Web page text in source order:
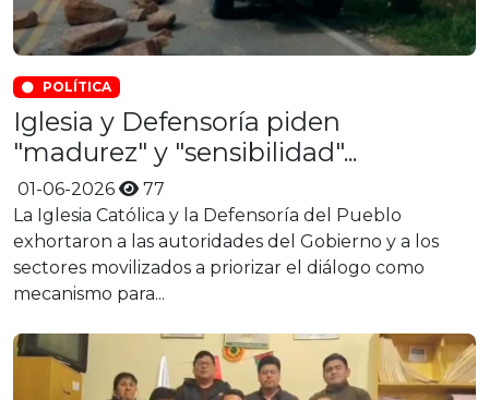
POLÍTICA
Iglesia y Defensoría piden
"madurez" y "sensibilidad"...
01-06-2026
77
La Iglesia Católica y la Defensoría del Pueblo
exhortaron a las autoridades del Gobierno y a los
sectores movilizados a priorizar el diálogo como
mecanismo para...